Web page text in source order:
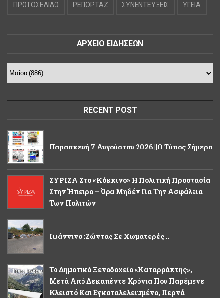
ΠΡΩΤΟΣΕΛΙΔΟ ΡΕΠΟΡΤΑΖ ΣΥΝΕΝΤΕΥΞΕΙΣ ΥΓΕΙΑ
ΑΡΧΕΙΟ ΕΙΔΗΣΕΩΝ
RECENT POST
Παρασκευή 7 Αυγούστου 2026 ||Ο Τύπος Σήμερα
ΣΥΡΙΖΑ Στο «κόκκινο» Η Πολιτική Προστασία
Στην Ήπειρο – Ώρα Μηδέν Για Την Ασφάλεια
Των Πολιτών
Ιωάννινα :Ζώντας Σε Χωματερές...
Το Δημοτικό Ξενοδοχείο «Καταρράκτης»,
Μετά Από Δεκαπέντε Χρόνια Που Παρέμενε
Κλειστό Και Εγκαταλελειμμένο, Περνά